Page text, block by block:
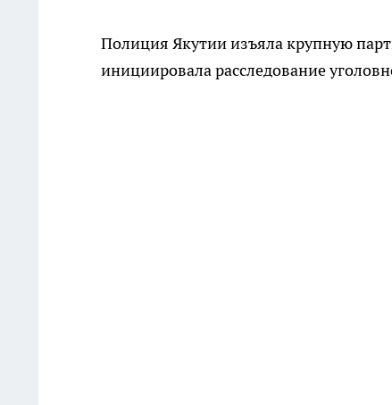
Полиция Якутии изъяла крупную
инициировала расследование